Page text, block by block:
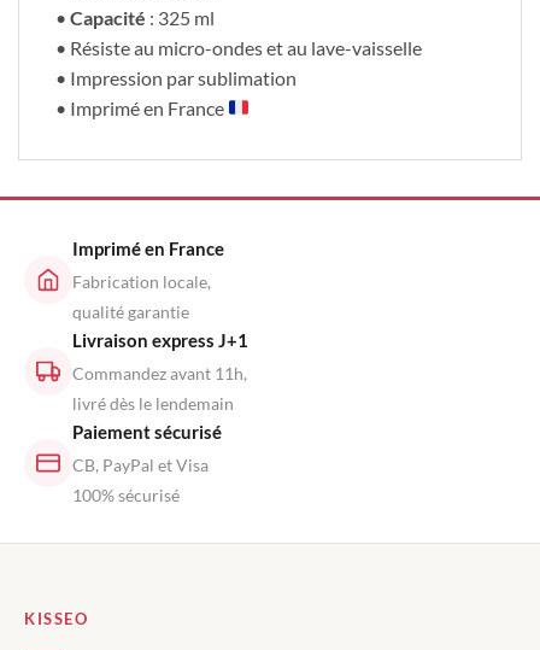
• Capacité : 325 ml
• Résiste au micro-ondes et au lave-vaisselle
• Impression par sublimation
• Imprimé en France
Imprimé en France
Fabrication locale,
qualité garantie
Livraison express J+1
Commandez avant 11h,
livré dès le lendemain
Paiement sécurisé
CB, PayPal et Visa
100% sécurisé
KISSEO